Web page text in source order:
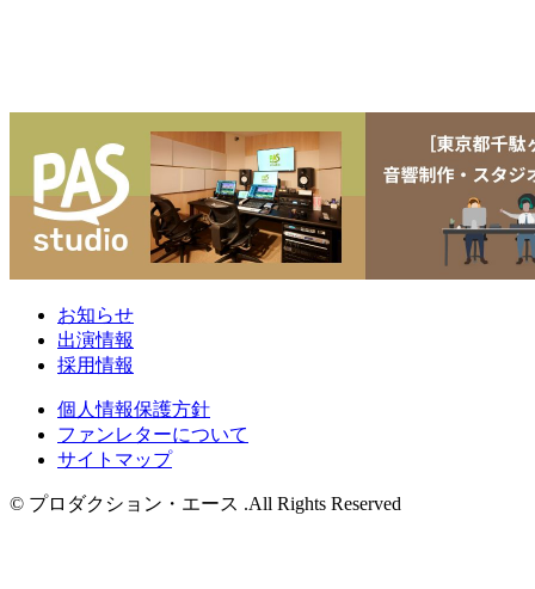
お知らせ
出演情報
採用情報
個人情報保護方針
ファンレターについて
サイトマップ
© プロダクション・エース .All Rights Reserved